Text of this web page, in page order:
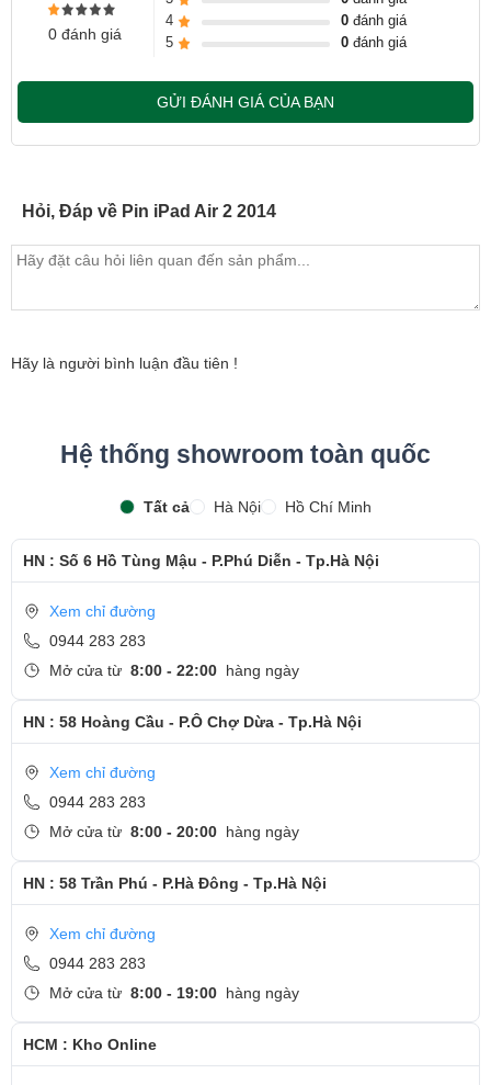
- HotlineCSKH dịch vụ sửa chữa: 0944-283-283
0 đánh giá
4
0đánh giá
5
0đánh giá
GỬI ĐÁNH GIÁ CỦA BẠN
Hỏi, Đáp về Pin iPad Air 2 2014
Hãy là người bình luận đầu tiên !
Hệ thống showroom toàn quốc
Tất cả Hà Nội Hồ Chí Minh
HN : Số 6 Hồ Tùng Mậu - P.Phú Diễn - Tp.Hà Nội
Xem chỉ đường
0944 283 283
Mở cửa từ 8:00 - 22:00 hàng ngày
HN : 58 Hoàng Cầu - P.Ô Chợ Dừa - Tp.Hà Nội
Xem chỉ đường
0944 283 283
Mở cửa từ 8:00 - 20:00 hàng ngày
HN : 58 Trần Phú - P.Hà Đông - Tp.Hà Nội
Xem chỉ đường
0944 283 283
Mở cửa từ 8:00 - 19:00 hàng ngày
HCM : Kho Online